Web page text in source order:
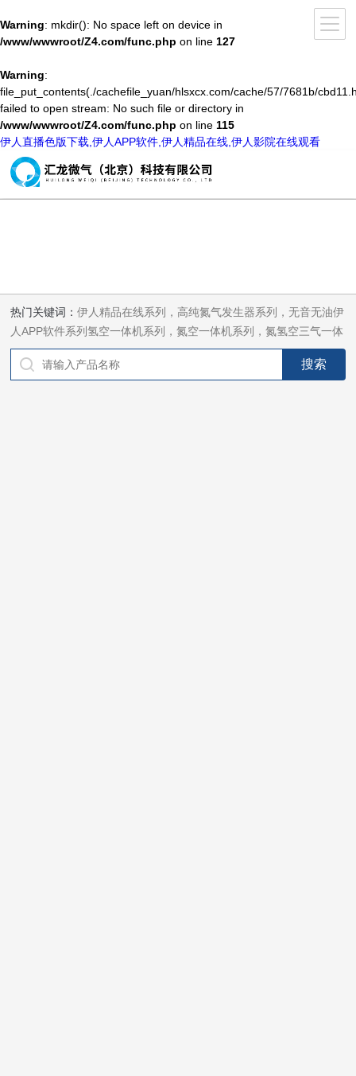
Warning: mkdir(): No space left on device in
/www/wwwroot/Z4.com/func.php on line 127
Warning:
file_put_contents(./cachefile_yuan/hlsxcx.com/cache/57/7681b/
failed to open stream: No such file or directory in
/www/wwwroot/Z4.com/func.php on line 115
伊人直播色版下载,伊人APP软件,伊人精品在线,伊人影院在线观看
热门关键词：伊人精品在线系列，高纯氮气发生器系列，无音无油伊
人APP软件系列氢空一体机系列，氮空一体机系列，氮氢空三气一体
机系列，气体净化器系列，代理日本DKK-TOA水质分析，水质检测
仪器，代理南韩SitekPH/离子计，DO计，电导计，多功能计，